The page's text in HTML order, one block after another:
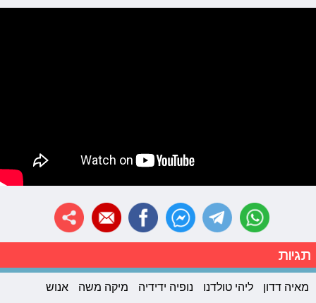
תגיות
מאיה דדון ליהי טולדנו נופיה ידידיה מיקה משה
אנוש